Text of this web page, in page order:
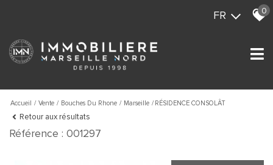
FR 0
Accueil Vente Bouches Du Rhone Marseille RÉSIDENCE CONSOLÂT
Retour aux résultats
Référence : 001297